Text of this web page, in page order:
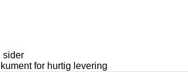
sider
for hurtig levering